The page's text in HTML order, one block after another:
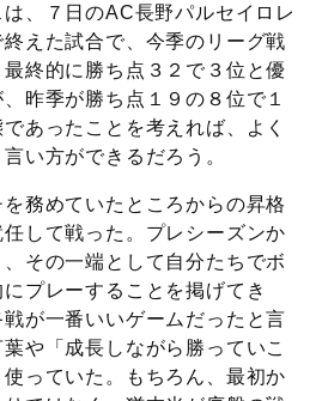
、７日のAC長野パルセイロレ
えた試合で、今季のリーグ戦
終的に勝ち点３２で３位と優
昨季が勝ち点１９の８位で１
あったことを考えれば、よく
い方ができるだろう。
務めていたところからの昇格
して戦った。プレシーズンか
その一端として自分たちでボ
プレーすることを掲げてき
が一番いいゲームだったと言
や「成長しながら勝っていこ
っていた。もちろん、最初か